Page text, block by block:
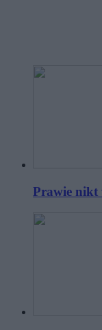
Prawie nikt